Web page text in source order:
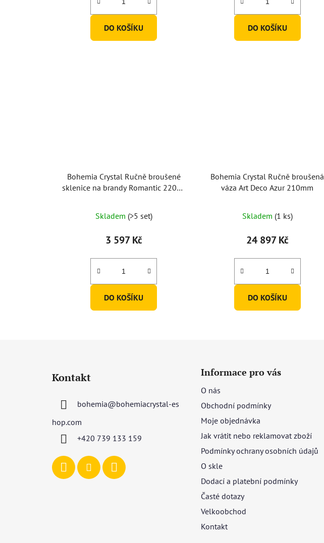
DO KOŠÍKU DO KOŠÍKU
Bohemia Crystal Ručně broušené
sklenice na brandy Romantic 220ml
Skladem (>5 set)
3 597 Kč
DO KOŠÍKU
Bohemia Crystal Ručně broušená
váza Art Deco Azur 210mm
Skladem (1 ks)
24 897 Kč
DO KOŠÍKU
Kontakt
bohemia@bohemiacrystal-es
hop.com
+420 739 133 159
Informace pro vás
O nás
Obchodní podmínky
Moje objednávka
Jak vrátit nebo reklamovat zboží
Podmínky ochrany osobních údajů
O skle
Dodací a platební podmínky
Časté dotazy
Velkoobchod
Kontakt